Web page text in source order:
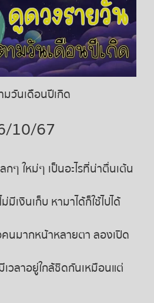
วันเดือนปีเกิด
10/67
กๆ ใหม่ๆ เป็นอะไรที่น่าตื่นเต้น
มีเงินเก็บ หามาได้ก็ใช้ไปได้
คนมากหน้าหลายตา ลองเปิด
วลาอยู่ใกล้ชิดกันเหมือนแต่